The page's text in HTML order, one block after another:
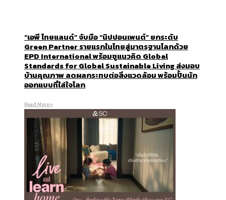
“เอพี ไทยแลนด์” จับมือ “นิปปอนเพนต์” ยกระดับ
Green Partner รายแรกในไทยสู่มาตรฐานโลกด้วย
EPD International พร้อมชูแนวคิด Global
Standards for Global Sustainable Living ส่งมอบ
บ้านคุณภาพ ลดผลกระทบต่อสิ่งแวดล้อม พร้อมปั้นนัก
ออกแบบที่ใส่ใจโลก
Read More »